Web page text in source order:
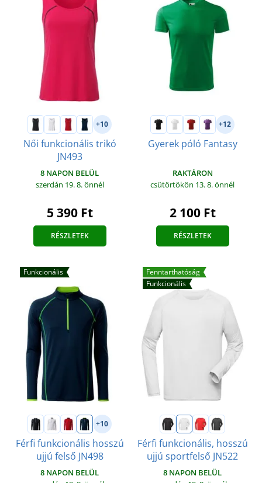
+10
Női funkcionális trikó
JN493
8 NAPON BELÜL
szerdán 19. 8.önnél
5 390 Ft
RÉSZLETEK
+12
Gyerek póló Fantasy
RAKTÁRON
csütörtökön 13. 8.önnél
2 100 Ft
RÉSZLETEK
Funkcionális
+10
Férfi funkcionális hosszú
ujjú felső JN498
8 NAPON BELÜL
Fenntarthatóság
Funkcionális
Férfi funkcionális, hosszú
ujjú sportfelső JN522
8 NAPON BELÜL